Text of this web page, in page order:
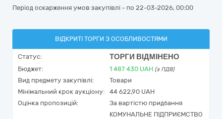
Період оскарження умов закупівлі - по 22-03-2026, 00:00
ВІДКРИТІ ТОРГИ З ОСОБЛИВОСТЯМИ
Статус: ТОРГИ ВІДМІНЕНО
Бюджет: 1 487 430 UAH (з ПДВ)
Вид предмету закупівлі:
Товари
Мінімальний крок аукціону:
44 622,90 UAH
Оцінка пропозицій:
За вартістю придбання
КОМУНАЛЬНЕ ПІДПРИЄМСТВО